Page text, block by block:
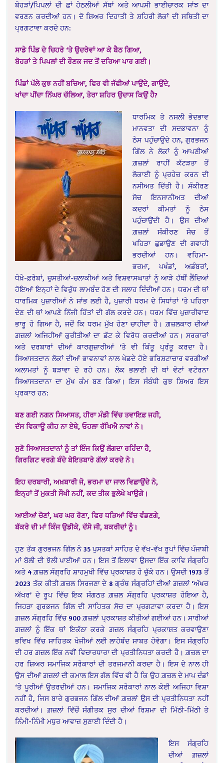
ਬੋਹੜਾਂ/ਪਿਪਲਾਂ ਦੀ ਛਾਂ ਹੇਠਲੀਆਂ ਸੱਥਾਂ ਅਤੇ ਆਪਸੀ ਭਾਈਚਾਰਕ ਸਾਂਝ ਦਾ
ਵਰਣਨ ਕਰਦੀਆਂ ਹਨ। ਦੋ ਸ਼ਿਅਰ ਦਿਹਾਤੀ ਤੇ ਸ਼ਹਿਰੀ ਲੋਕਾਂ ਦੀ ਸਥਿਤੀ ਦਾ
ਪ੍ਰਗਟਾਵਾ ਕਰਦੇ ਹਨ:
ਸਾਡੇ ਪਿੰਡ ਦੇ ਚਿਹਰੇ ‘ਤੇ ਉਦਰੇਵਾਂ ਆ ਕੇ ਬੈਠ ਗਿਆ,
ਬੋਹੜਾਂ ਤੇ ਪਿਪਲਾਂ ਦੀ ਰੌਣਕ ਜਦ ਤੋਂ ਦਰਿਆ ਪਾਰ ਗਈ।
ਪਿੰਡਾਂ ਪੱਲੇ ਕੁਝ ਨਹੀਂ ਬਚਿਆ, ਫਿਰ ਵੀ ਜੱਫੀਆਂ ਪਾਉਂਦੇ, ਗਾਉਂਦੇ,
ਖਾਂਦਾ ਪੀਂਦਾ ਨਿੱਘਰ ਚੱਲਿਆ, ਤੇਰਾ ਸ਼ਹਿਰ ਉਦਾਸ ਕਿਉਂ ਹੈ?
ਧਾਰਮਿਕ ਤੇ ਨਸਲੀ ਭੇਦਭਾਵ
ਮਾਨਵਤਾ ਦੀ ਸਦਭਾਵਨਾ ਨੂੰ
ਠੇਸ ਪਹੁੰਚਾਉਦੇ ਹਨ, ਗੁਰਭਜਨ
ਗਿੱਲ ਨੇ ਲੋਕਾਂ ਨੂੰ ਆਪਣੀਆਂ
ਗ਼ਜ਼ਲਾਂ ਰਾਹੀਂ ਕੱਟੜਤਾ ਤੋਂ
ਲੋਕਾਈ ਨੂੰ ਪ੍ਰਹੇਜ਼ ਕਰਨ ਦੀ
ਨਸੀਅਤ ਦਿੱਤੀ ਹੈ। ਸੰਕੀਰਣ
ਸੋਚ ਇਨਸਾਨੀਅਤ ਦੀਆਂ
ਕਦਰਾਂ ਕੀਮਤਾਂ ਨੂੰ ਠੇਸ
ਪਹੁੰਚਾਉਂਦੀ ਹੈ। ਉਸ ਦੀਆਂ
ਗ਼ਜ਼ਲਾਂ ਸੰਕੀਰਣ ਸੋਚ ਤੋਂ
ਖਹਿੜਾ ਛੁਡਾਉਣ ਦੀ ਗਵਾਹੀ
ਭਰਦੀਆਂ ਹਨ। ਵਹਿਮਾ-
ਭਰਮਾ, ਪਖੰਡਾਂ, ਅਡੰਬਰਾਂ,
ਧੋਖ਼ੇ-ਫ਼ਰੇਬਾਂ, ਚੁਸਤੀਆਂ-ਚਲਾਕੀਆਂ ਅਤੇ ਵਿਸ਼ਵਾਸਘਾਤਾਂ ਨੂੰ ਆੜੇ ਹੱਥੀਂ ਲੈਂਦਿਆਂ
ਹੋਇਆਂ ਇਨ੍ਹਾਂ ਦੇ ਵਿਰੁੱਧ ਲਾਮਬੰਦ ਹੋਣ ਦੀ ਸਲਾਹ ਦਿੰਦੀਆਂ ਹਨ। ਧਰਮ ਦੀ ਥਾਂ
ਧਾਰਮਿਕ ਪੁਜ਼ਾਰੀਆਂ ਨੇ ਸਾਂਭ ਲਈ ਹੈ, ਪੁਜ਼ਾਰੀ ਧਰਮ ਦੇ ਸਿਧਾਂਤਾਂ ‘ਤੇ ਪਹਿਰਾ
ਦੇਣ ਦੀ ਥਾਂ ਆਪਣੇ ਨਿੱਜੀ ਹਿੱਤਾਂ ਦੀ ਗੱਲ ਕਰਦੇ ਹਨ। ਧਰਮ ਵਿੱਚ ਪੁਜ਼ਾਰੀਵਾਦ
ਭਾਰੂ ਹੋ ਗਿਆ ਹੈ, ਜਦੋਂ ਕਿ ਧਰਮ ਮੁੱਖ ਹੋਣਾ ਚਾਹੀਦਾ ਹੈ। ਗ਼ਜ਼ਲਕਾਰ ਦੀਆਂ
ਗ਼ਜ਼ਲਾਂ ਅਜਿਹੀਆਂ ਕੁਰੀਤੀਆਂ ਦਾ ਡੱਟ ਕੇ ਵਿਰੋਧ ਕਰਦੀਆਂ ਹਨ। ਸਰਕਾਰਾਂ
ਅਤੇ ਦਰਬਾਰਾਂ ਦੀਆਂ ਕਾਰਗੁਜ਼ਾਰੀਆਂ ‘ਤੇ ਵੀ ਕਿੰਤੂ ਪ੍ਰੰਤੂ ਕਰਦਾ ਹੈ।
ਸਿਆਸਤਦਾਨ ਲੋਕਾਂ ਦੀਆਂ ਭਾਵਨਾਵਾਂ ਨਾਲ ਖੇਡਦੇ ਹੋਏ ਭਰਿਸ਼ਟਾਚਾਰ ਵਰਗੀਆਂ
ਅਲਾਮਤਾਂ ਨੂੰ ਬੜਾਵਾ ਦੇ ਰਹੇ ਹਨ। ਲੋਕ ਭਲਾਈ ਦੀ ਥਾਂ ਵੋਟਾਂ ਵਟੋਰਨਾ
ਸਿਆਸਤਦਾਨਾ ਦਾ ਮੁੱਖ ਕੰਮ ਬਣ ਗਿਆ। ਇਸ ਸੰਬੰਧੀ ਕੁਝ ਸ਼ਿਅਰ ਇਸ
ਪ੍ਰਕਾਰ ਹਨ:
ਬਣ ਗਈ ਨਗਨ ਸਿਆਸਤ, ਹੀਰਾ ਮੰਡੀ ਵਿੱਚ ਤਵਾਇਫ਼ ਜਹੀ,
ਦੱਸ ਵਿਕਾਊ ਕੀਹ ਨਾ ਏਥੇ, ਓਹਲਾ ਰੱਖਿਐ ਨਾਵਾਂ ਨੇ।
ਸੁਣੋ ਸਿਆਸਤਦਾਨਾਂ ਨੂੰ ਤਾਂ ਇੰਜ ਕਿਉਂ ਲੱਗਦਾ ਰਹਿੰਦਾ ਹੈ,
ਗਿਰਗਿਟ ਵਰਗੇ ਬੰਦੇ ਬੇਇਤਬਾਰੇ ਗੱਲਾਂ ਕਰਦੇ ਨੇ।
ਇਹ ਦਰਬਾਰੀ, ਅਖ਼ਬਾਰੀ ਜੋ, ਭਰਮਾ ਦਾ ਜਾਲ ਵਿਛਾਉਂਦੇ ਨੇ,
ਇਨ੍ਹਾਂ ਤੋਂ ਮੁਕਤੀ ਸੌਖੀ ਨਹੀਂ, ਕਦ ਤੀਕ ਭੁਲੇਖੇ ਖਾਉਗੇ।
ਆਈਆਂ ਚੋਣਾਂ, ਘਰ ਘਰ ਰੋਣਾ, ਫਿਰ ਧੜਿਆਂ ਵਿੱਚ ਵੰਡਣਗੇ,
ਬੱਕਰੇ ਦੀ ਮਾਂ ਕਿੰਜ ਉਡੀਕੇ, ਦੱਸੋ ਜੀ, ਬਕਰੀਦਾਂ ਨੂੰ।
ਹੁਣ ਤੱਕ ਗੁਰਭਜਨ ਗਿੱਲ ਨੇ 35 ਪੁਸਤਕਾਂ ਸਾਹਿਤ ਦੇ ਵੱਖ-ਵੱਖ ਰੂਪਾਂ ਵਿੱਚ ਪੰਜਾਬੀ
ਮਾਂ ਬੋਲੀ ਦੀ ਝੋਲੀ ਪਾਈਆਂ ਹਨ। ਇਸ ਤੋਂ ਇਲਾਵਾ ਉਸਦਾ ਇੱਕ ਕਾਵਿ ਸੰਗ੍ਰਹਿ
ਅਤੇ 4 ਗ਼ਜ਼ਲ ਸੰਗ੍ਰਹਿ ਸ਼ਾਹਮੁਖੀ ਵਿੱਚ ਪ੍ਰਕਾਸ਼ਤ ਹੋ ਚੁੱਕੇ ਹਨ। ਉਸਦੀ 1973 ਤੋਂ
2023 ਤੱਕ ਕੀਤੀ ਗ਼ਜ਼ਲ ਸਿਰਜਣਾ ਦੇ 8 ਗ੍ਰੰਥ ਸੰਗ੍ਰਹਿਾਂ ਦੀਆਂ ਗ਼ਜ਼ਲਾਂ ‘ਅੱਖਰ
ਅੱਖਰ’ ਦੇ ਰੂਪ ਵਿੱਚ ਇਕ ਸੰਗਠਤ ਗ਼ਜ਼ਲ ਸੰਗ੍ਰਹਿ ਪ੍ਰਕਾਸ਼ਤ ਹੋਇਆ ਹੈ,
ਜਿਹੜਾ ਗੁਰਭਜਨ ਗਿੱਲ ਦੀ ਸਾਹਿਤਕ ਸੋਚ ਦਾ ਪ੍ਰਗਟਾਵਾ ਕਰਦਾ ਹੈ। ਇਸ
ਗ਼ਜ਼ਲ ਸੰਗ੍ਰਹਿ ਵਿੱਚ 900 ਗ਼ਜ਼ਲਾਂ ਪ੍ਰਕਾਸ਼ਤ ਕੀਤੀਆਂ ਗਈਆਂ ਹਨ। ਸਾਰੀਆਂ
ਗ਼ਜ਼ਲਾਂ ਨੂੰ ਇੱਕ ਥਾਂ ਇਕੱਠਾ ਕਰਕੇ ਗ਼ਜ਼ਲ ਸੰਗ੍ਰਹਿ ਪ੍ਰਕਾਸ਼ਤ ਕਰਵਾਉਣਾ
ਭਵਿਖ ਵਿੱਚ ਸਾਹਿਤਕ ਖੋਜੀਆਂ ਲਈ ਲਾਹੇਬੰਦ ਸਾਬਤ ਹੋਵੇਗਾ। ਇਸ ਸੰਗ੍ਰਹਿ
ਦੀ ਹਰ ਗ਼ਜ਼ਲ ਇੱਕ ਨਵੀਂ ਵਿਚਾਰਧਾਰਾ ਦੀ ਪ੍ਰਤੀਨਿਧਤਾ ਕਰਦੀ ਹੈ। ਗ਼ਜ਼ਲ ਦਾ
ਹਰ ਸ਼ਿਅਰ ਸਮਾਜਿਕ ਸਰੋਕਾਰਾਂ ਦੀ ਤਰਜਮਾਨੀ ਕਰਦਾ ਹੈ।ਇਸ ਦੇ ਨਾਲ ਹੀ
ਉਸ ਦੀਆਂ ਗ਼ਜ਼ਲਾਂ ਦੀ ਕਮਾਲ ਇਸ ਗੱਲ ਵਿੱਚ ਵੀ ਹੈ ਕਿ ਉਹ ਗ਼ਜ਼ਲ ਦੇ ਮਾਪ ਦੰਡਾਂ
‘ਤੇ ਪੂਰੀਆਂ ਉਤਰਦੀਆਂ ਹਨ। ਸਮਾਜਿਕ ਸਰੋਕਾਰਾਂ ਨਾਲ ਕੋਈ ਅਜਿਹਾ ਵਿਸ਼ਾ
ਨਹੀਂ ਹੈ, ਜਿਸ ਬਾਰੇ ਗੁਰਭਜਨ ਗਿੱਲ ਦੀਆਂ ਗ਼ਜ਼ਲਾਂ ਉਸ ਦੀ ਪ੍ਰਤੀਨਿਧਤਾ ਨਹੀਂ
ਕਰਦੀਆਂ। ਗ਼ਜ਼ਲਾਂ ਵਿੱਚੋਂ ਸੰਗੀਤਕ ਸੁਰ ਦੀਆਂ ਰਿਸ਼ਮਾ ਦੀ ਮਿੱਠੀ-ਮਿੱਠੀ ਤੇ
ਨਿੰਮੀ-ਨਿੰਮੀ ਮਧੁਰ ਆਵਾਜ਼ ਸੁਣਾਈ ਦਿੰਦੀ ਹੈ।
ਇਸ ਸੰਗ੍ਰਹਿ
ਦੀਆਂ ਗ਼ਜ਼ਲਾਂ